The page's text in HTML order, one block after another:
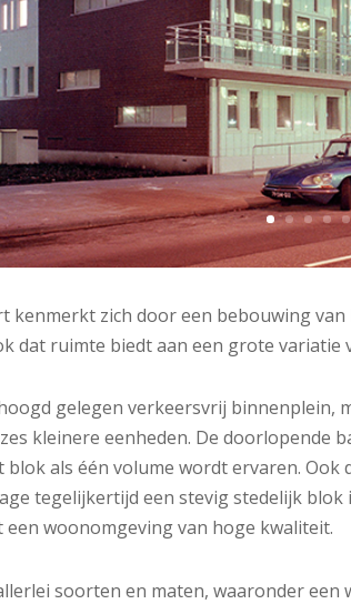
kenmerkt zich door een bebouwing
dat ruimte biedt aan een grote
gelegen verkeersvrij binnenplein,
kleinere eenheden. De doorlopende
als één volume wordt ervaren.
tegelijkertijd een stevig stedelijk
woonomgeving van hoge kwaliteit.
soorten en maten, waaronder